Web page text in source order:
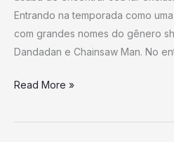
Entrando na temporada como
com grandes nomes do gênero
Dandadan e Chainsaw Man. No
Read More »